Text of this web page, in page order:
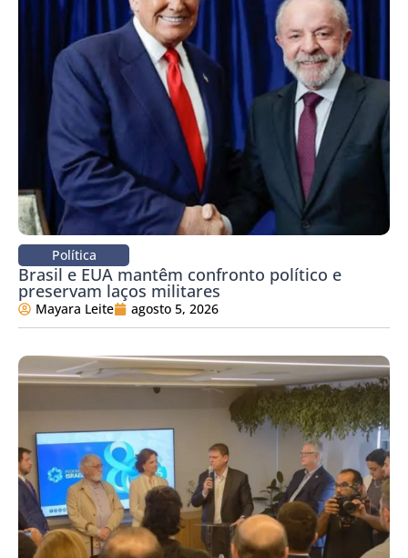
Política
Brasil e EUA mantêm confronto político e
preservam laços militares
Mayara Leite agosto 5, 2026